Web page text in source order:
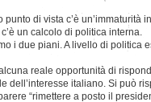
di vista c’è un’immaturità
un calcolo di politica interna.
i due piani. A livello di politica
reale opportunità di
dell’interesse italiano. Si può
“rimettere a posto il